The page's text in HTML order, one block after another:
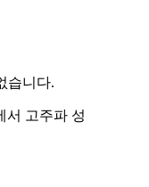
습니다.
서 고주파 성